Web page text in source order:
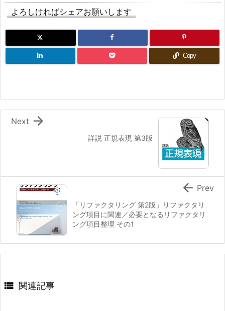
よろしければシェアお願いします
Copy
詳説 正規表現 第3版

Next
「リファクタリング 第2版」リファクタリ
ング項目に関連／必要となるリファクタリ
ング項目整理 その1
 Prev
 関連記事